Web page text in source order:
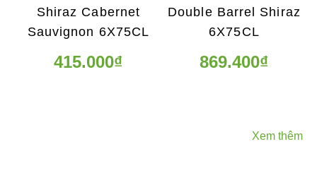
Shiraz Cabernet
Sauvignon 6X75CL
415.000₫
Double Barrel Shiraz
6X75CL
869.400₫
Xem thêm